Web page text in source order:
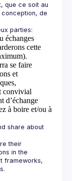
que ce soit au
de
échanges
cette
se faire
et
convivial
d’échange
à boire et/ou à
share about
their
in the
frameworks,